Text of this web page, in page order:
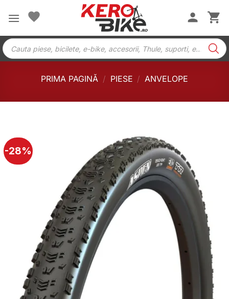
Products
search
PRIMA PAGINĂ / PIESE / ANVELOPE
-28%